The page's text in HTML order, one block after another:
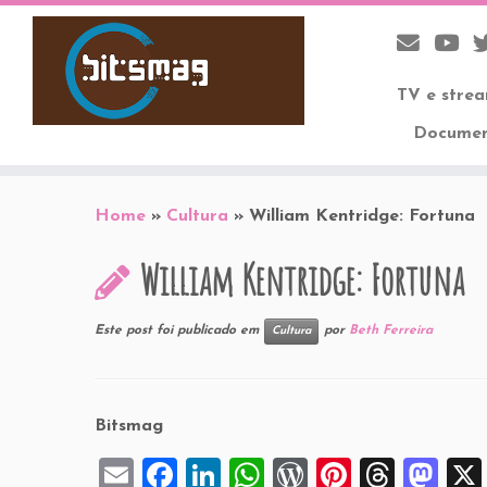
TV e
Home » Cultura » William Kentridge: Fortuna
William Kentridge: Fortuna
Este post foi publicado em Cultura por Beth Ferreira
Bitsmag
E
F
Li
W W
Pi
T
M